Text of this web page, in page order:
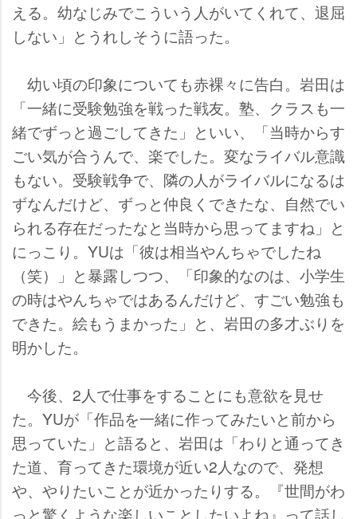
える。幼なじみでこういう人がいてくれて、退屈
しない」とうれしそうに語った。
幼い頃の印象についても赤裸々に告白。岩田は
「一緒に受験勉強を戦った戦友。塾、クラスも一
緒でずっと過ごしてきた」といい、「当時からす
ごい気が合うんで、楽でした。変なライバル意識
もない。受験戦争で、隣の人がライバルになるは
ずなんだけど、ずっと仲良くできたな、自然でい
られる存在だったなと当時から思ってますね」と
にっこり。YUは「彼は相当やんちゃでしたね
（笑）」と暴露しつつ、「印象的なのは、小学生
の時はやんちゃではあるんだけど、すごい勉強も
できた。絵もうまかった」と、岩田の多才ぶりを
明かした。
今後、2人で仕事をすることにも意欲を見せ
た。YUが「作品を一緒に作ってみたいと前から
思っていた」と語ると、岩田は「わりと通ってき
た道、育ってきた環境が近い2人なので、発想
、やりたいことが近かったりする。『世間がわ
っと驚くような楽しいことしたいよね』って話し